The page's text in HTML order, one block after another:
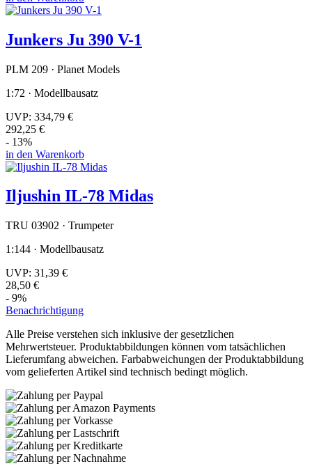
Junkers Ju 390 V-1
PLM 209 · Planet Models
1:72 · Modellbausatz
UVP: 334,79 €
292,25 €
- 13%
in den Warenkorb
Iljushin IL-78 Midas
TRU 03902 · Trumpeter
1:144 · Modellbausatz
UVP: 31,39 €
28,50 €
- 9%
Benachrichtigung
Alle Preise verstehen sich inklusive der gesetzlichen
Mehrwertsteuer. Produktabbildungen können vom tatsächlichen
Lieferumfang abweichen. Farbabweichungen der Produktabbildung
vom gelieferten Artikel sind technisch bedingt möglich.